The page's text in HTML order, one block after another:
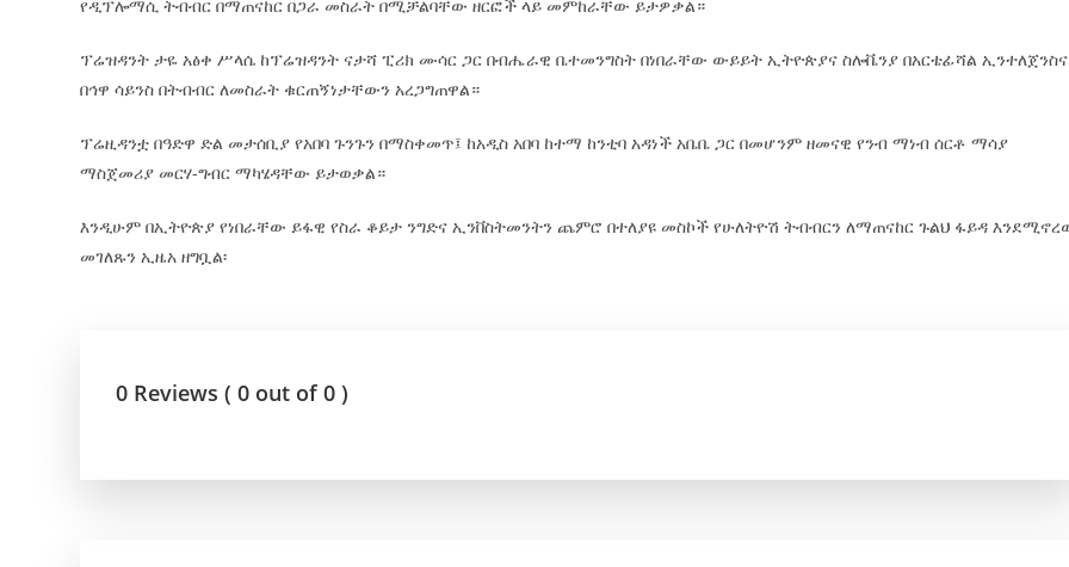
የዲፕሎማሲ ትብብር በማጠናከር በጋራ መስራት በሚቻልባቸው ዘርፎች ላይ መምከራቸው ይታዎቃል።
ፕሬዝዳንት ታዬ አፅቀ ሥላሴ ከፕሬዝዳንት ናታሻ ፒሪክ ሙሳር ጋር በብሔራዊ ቤተመንግስት በነበራቸው ውይይት ኢትዮጵያና ስሎቬንያ በአርቴፊሻል ኢንተለጀንስና
በኅዋ ሳይንስ በትብብር ለመስራት ቁርጠኝነታቸውን አረጋግጠዋል።
ፕሬዚዳንቷ በዓድዋ ድል መታሰቢያ የአበባ ጉንጉን በማስቀመጥ፤ ከአዲስ አበባ ከተማ ከንቲባ አዳነች አቤቤ ጋር በመሆንም ዘመናዊ የንብ ማነብ ሰርቶ ማሳያ
ማስጀመሪያ መርሃ-ግብር ማካሄዳቸው ይታወቃል።
እንዲሁም በኢትዮጵያ የነበራቸው ይፋዊ የስራ ቆይታ ንግድና ኢንቨስትመንትን ጨምሮ በተለያዩ መስኮች የሁለትዮሽ ትብብርን ለማጠናከር ጉልህ ፋይዳ
መገለጹን ኢዜአ ዘግቧል፡
0 Reviews ( 0 out of 0 )